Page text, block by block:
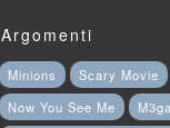
Argomenti
Minions Scary Movie
Now You See Me